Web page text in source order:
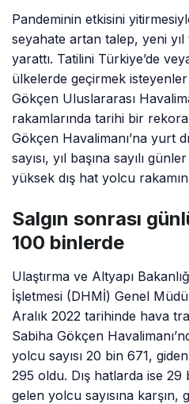
Pandeminin etkisini
seyahate artan talep, yeni yıl
yarattı. Tatilini Türkiye’de
ülkelerde geçirmek
Gökçen Uluslararası
rakamlarında tarihi bir rekora
Gökçen Havalimanı’na yurt
sayısı, yıl başına sayılı
yüksek dış hat yolcu
Salgın sonrası
100 binlerde
Ulaştırma ve Altyapı
İşletmesi (DHMİ) Genel
Aralık 2022 tarihinde hava
Sabiha Gökçen
yolcu sayısı 20 bin 671,
295 oldu. Dış hatlarda ise 29
gelen yolcu sayısına karşın,